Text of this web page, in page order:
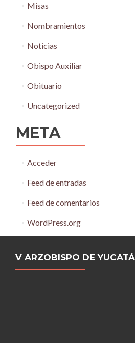
Misas
Nombramientos
Noticias
Obispo Auxiliar
Obituario
Uncategorized
META
Acceder
Feed de entradas
Feed de comentarios
WordPress.org
V ARZOBISPO DE